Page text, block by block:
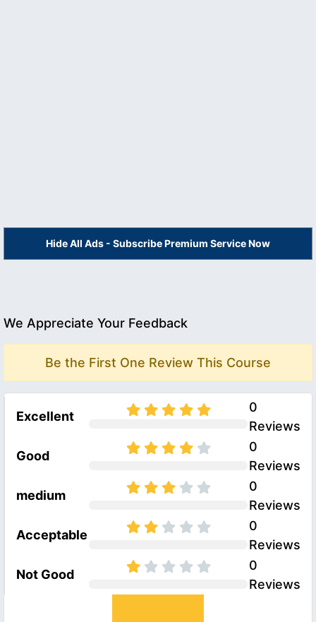
Hide All Ads - Subscribe Premium Service Now
We Appreciate Your Feedback
Be the First One Review This Course
Excellent
0
Reviews
Good
0
Reviews
medium
0
Reviews
Acceptable
0
Reviews
Not Good
0
Reviews